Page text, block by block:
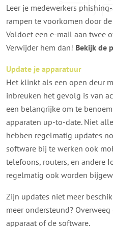
Leer je medewerkers
rampen te voorkomen door
Voldoet een e-mail aan twee
Verwijder hem dan! Bekijk de
Update je apparatuur
Het klinkt als een open deur
inbreuken het gevolg is van
een belangrijke om te
apparaten up-to-date. Niet
hebben regelmatig updates
software bij te werken ook
telefoons, routers, en andere
regelmatig ook worden
Zijn updates niet meer
meer ondersteund?
apparaat of de software.